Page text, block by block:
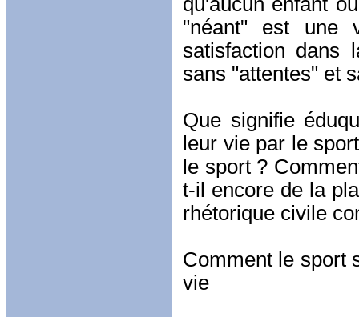
"néant" est une
satisfaction dans
sans "attentes" et
Que signifie
leur vie par le
le sport ?
t-il encore de la
rhétorique civile
Comment le sport
vie